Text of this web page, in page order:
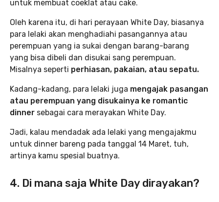
untuk membuat coeklat atau cake.
Oleh karena itu, di hari perayaan White Day, biasanya
para lelaki akan menghadiahi pasangannya atau
perempuan yang ia sukai dengan barang-barang
yang bisa dibeli dan disukai sang perempuan.
Misalnya seperti perhiasan, pakaian, atau sepatu.
Kadang-kadang, para lelaki juga mengajak pasangan
atau perempuan yang disukainya ke romantic
dinner sebagai cara merayakan White Day.
Jadi, kalau mendadak ada lelaki yang mengajakmu
untuk dinner bareng pada tanggal 14 Maret, tuh,
artinya kamu spesial buatnya.
4. Di mana saja White Day dirayakan?